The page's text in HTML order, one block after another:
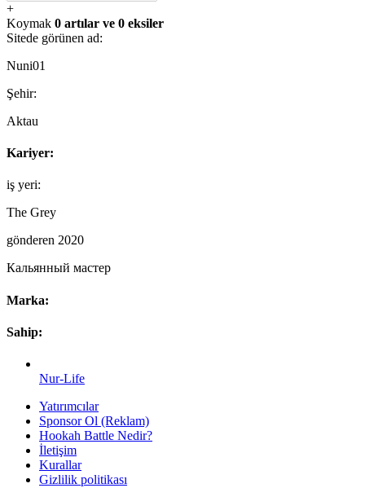
+
Koymak 0 artılar ve 0 eksiler
Sitede görünen ad:
Nuni01
Şehir:
Aktau
Kariyer:
iş yeri:
The Grey
gönderen 2020
Кальянный мастер
Marka:
Sahip:
Nur-Life
Yatırımcılar
Sponsor Ol (Reklam)
Hookah Battle Nedir?
İletişim
Kurallar
Gizlilik politikası